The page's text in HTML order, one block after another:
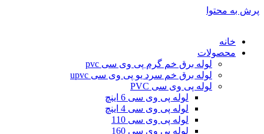
پرش به محتوا
خانه
محصولات
لوله برق خم گرم پی وی سی pvc
لوله برق خم سرد یو پی وی سی upvc
لوله پی وی سی PVC
لوله پی وی سی 6 اینچ
لوله پی وی سی 4 اینچ
لوله پی وی سی 110
لوله پی وی سی 160